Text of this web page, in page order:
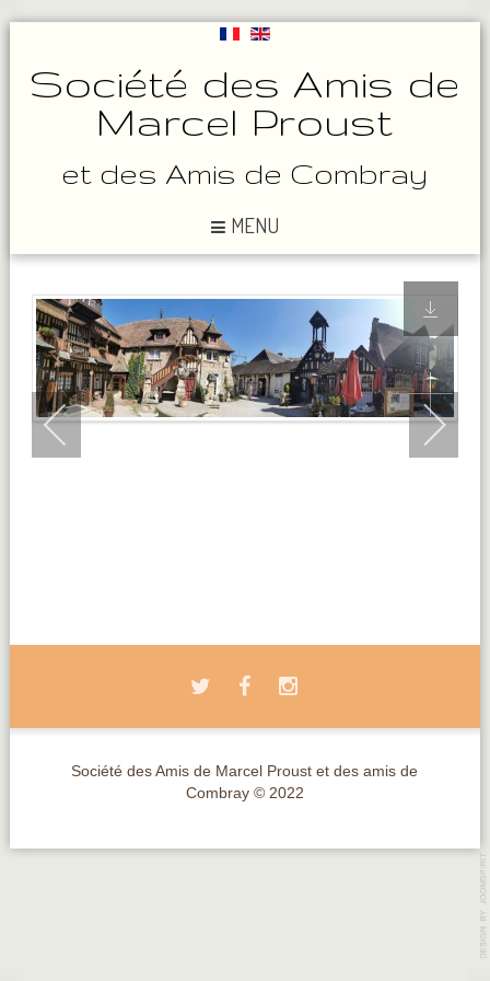
Société des Amis de
Marcel Proust
et des Amis de Combray
MENU
Société des Amis de Marcel Proust et des amis de
Combray © 2022